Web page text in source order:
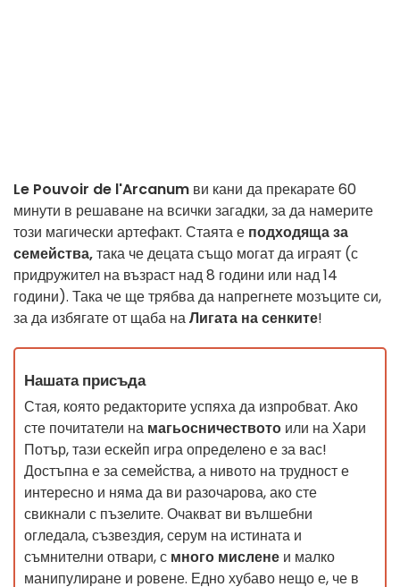
Le Pouvoir de l'Arcanum ви кани да прекарате 60
минути в решаване на всички загадки, за да намерите
този магически артефакт. Стаята е подходяща за
семейства,така че децата също могат да играят (с
придружител на възраст над 8 години или над 14
години). Така че ще трябва да напрегнете мозъците си,
за да избягате от щаба наЛигата на сенките!
Нашата присъда
Стая, която редакторите успяха да изпробват. Ако
сте почитатели на магьосничеството или на Хари
Потър, тази ескейп игра определено е за вас!
Достъпна е за семейства, а нивото на трудност е
интересно и няма да ви разочарова, ако сте
свикнали с пъзелите. Очакват ви вълшебни
огледала, съзвездия, серум на истината и
съмнителни отвари, с много мислене и малко
манипулиране и ровене. Едно хубаво нещо е, че в